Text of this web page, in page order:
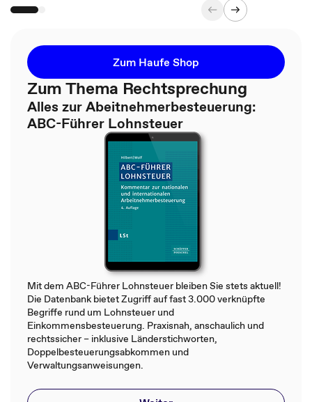
Zum Haufe Shop
Zum Thema Rechtsprechung
Alles zur Abeitnehmerbesteuerung:
ABC-Führer Lohnsteuer
Mit dem ABC-Führer Lohnsteuer bleiben Sie stets aktuell!
Die Datenbank bietet Zugriff auf fast 3.000 verknüpfte
Begriffe rund um Lohnsteuer und
Einkommensbesteuerung. Praxisnah, anschaulich und
rechtssicher – inklusive Länderstichworten,
Doppelbesteuerungsabkommen und
Verwaltungsanweisungen.